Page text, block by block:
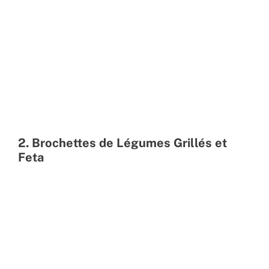
2. Brochettes de Légumes Grillés et
Feta